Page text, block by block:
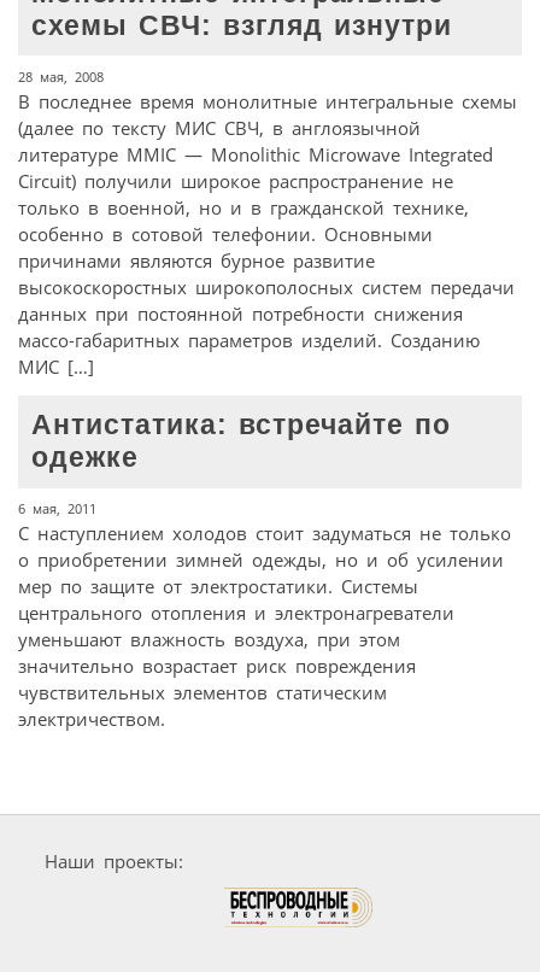
схемы СВЧ: взгляд изнутри
28 мая, 2008
В последнее время монолитные интегральные схемы
(далее по тексту МИС СВЧ, в англоязычной
литературе MMIC — Monolithic Microwave Integrated
Circuit) получили широкое распространение не
только в военной, но и в гражданской технике,
особенно в сотовой телефонии. Основными
причинами являются бурное развитие
высокоскоростных широкополосных систем передачи
данных при постоянной потребности снижения
массо-габаритных параметров изделий. Созданию
МИС […]
Антистатика: встречайте по
одежке
6 мая, 2011
С наступлением холодов стоит задуматься не только
о приобретении зимней одежды, но и об усилении
мер по защите от электростатики. Системы
центрального отопления и электронагреватели
уменьшают влажность воздуха, при этом
значительно возрастает риск повреждения
чувствительных элементов статическим
электричеством.
Наши проекты: